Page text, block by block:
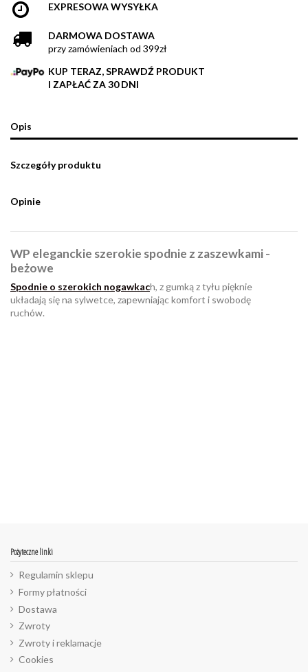
EXPRESOWA WYSYŁKA
DARMOWA DOSTAWA
przy zamówieniach od 399zł
KUP TERAZ, SPRAWDŹ PRODUKT
I ZAPŁAĆ ZA 30 DNI
Opis
Szczegóły produktu
Opinie
WP eleganckie szerokie spodnie z zaszewkami -
beżowe
Spodnie o szerokich nogawkach, z gumką z tyłu pięknie
układają się na sylwetce, zapewniając komfort i swobodę
ruchów.
Pożyteczne linki
Regulamin sklepu
Formy płatności
Dostawa
Zwroty
Zwroty i reklamacje
Cookies